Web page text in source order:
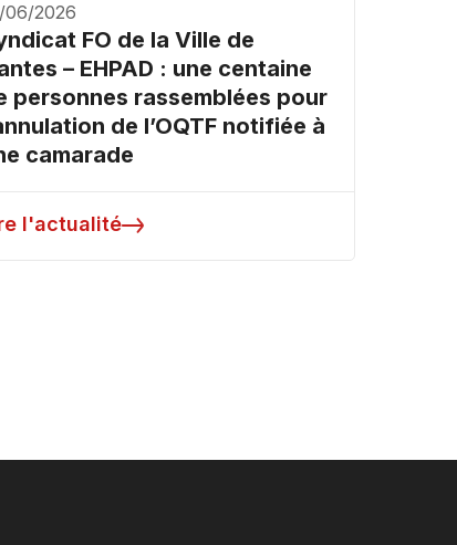
06/2026
FO de la Ville de
– EHPAD : une centaine
personnes rassemblées pour
de l’OQTF notifiée à
camarade
l'actualité